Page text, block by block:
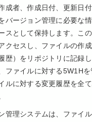
成者、作成日付、更新日
バージョン管理に必要な
スとして保持します。こ
クセスし、ファイルの作
歴）をリポジトリに記録
ファイルに対する5W1H
ルに対する変更履歴を全
管理システムは、ファイ